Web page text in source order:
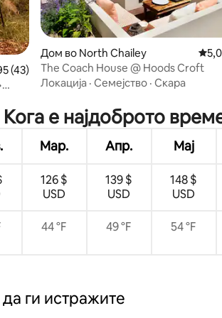
оцена: 4,95 од 5, 43 рецензии
(43)
Дом во North Chailey
The Coach House @ Hoods Croft
Локација · Семејство · Скара
Кога е најдоброто
Мар. Апр. Мај
126 $
USD
139 $
USD
148 $
USD
44 °F 49 °F 54 °F
ги истражите